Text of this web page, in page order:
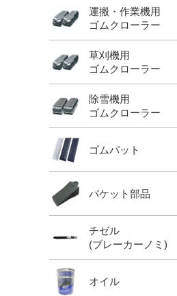
運搬・作業機用
ゴムクローラー
草刈機用
ゴムクローラー
除雪機用
ゴムクローラー
ゴムパット
バケット部品
チゼル
(ブレーカーノミ)
オイル